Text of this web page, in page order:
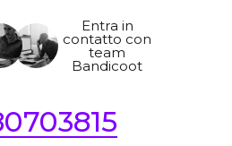
Entra in
contatto con
team
Bandicoot